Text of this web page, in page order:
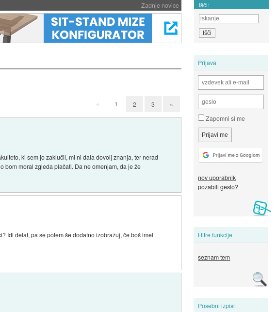
Zadnje novice Išči:
Prijava
Zapomni si me
nov uporabnik
pozabili geslo?
Hitre funkcije
seznam tem
Posebni izpisi
« 1 2 3 »
ki sem jo zaklučil, mi ni dala dovolj znanja, ter nerad
bom moral zgleda plačati. Da ne omenjam, da je že
Idi delat, pa se potem še dodatno izobražuj, če boš imel